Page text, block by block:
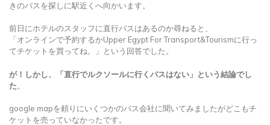
きのバスを探しに駅近くへ向かいます。
前日にホテルのスタッフに直行バスはあるのか尋ねると、
「オンラインで予約するかUpper Egypt For Transport&Tourismに行っ
てチケットを買ってね。」という回答でした。
が！しかし、「直行でルクソールに行くバスはない」という結論でし
た。
google mapを頼りにいくつかのバス会社に聞いてみましたがどこもチ
ケットを売っていなかったです。